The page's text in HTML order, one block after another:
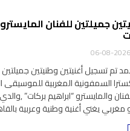
جميلتين للفنان المايسترو
تم تسجيل أغنيتين وطنيتين
السمفونية المغربية للموسيقى
والمايسترو “ابراهيم بركات”
يغني أغنية وطنية وعربية